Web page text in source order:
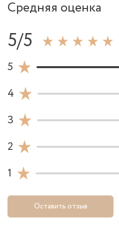
Средняя оценка
5/5
5
4
3
2
1
Оставить отзыв